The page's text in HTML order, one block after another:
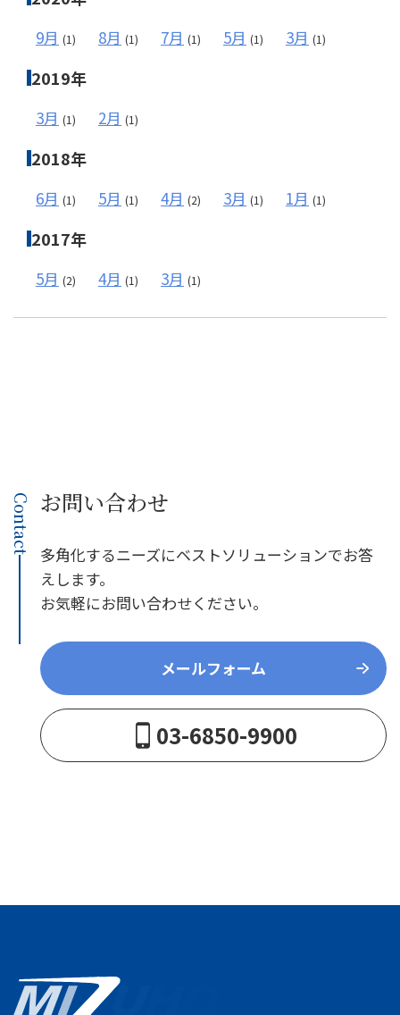
9月 (1) 8月 (1) 7月 (1) 5月 (1) 3月 (1)
2019年
3月 (1) 2月 (1)
2018年
6月 (1) 5月 (1) 4月 (2) 3月 (1) 1月 (1)
2017年
5月 (2) 4月 (1) 3月 (1)
お問い合わせ
Contact
多角化するニーズにベストソリューションでお答
えします。
お気軽にお問い合わせください。
メールフォーム
03-6850-9900